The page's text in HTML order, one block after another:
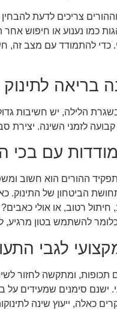
צריכים לדעת
כמו נענוע או חיפוש
כדי להתמודד עם מצב
בריאה לתינוק
בשגרת הלילה, יש חשיבות
לזמני השינה. יצירת
עם בכי
ההורים הוא חשוב
הביטחון של התינוק.
רטוב, או אולי
להשתמש בטון מרגיע,
לגבי
ומתקשה לחזור
ישנם סימנים שמעידים
כאלה, ייעוץ שינה